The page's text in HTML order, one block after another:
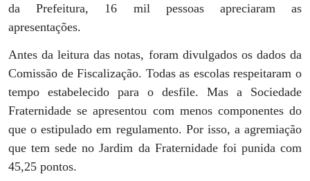
da Prefeitura, 16 mil pessoas apreciaram as
apresentações.
Antes da leitura das notas, foram divulgados os dados da
Comissão de Fiscalização. Todas as escolas respeitaram o
tempo estabelecido para o desfile. Mas a Sociedade
Fraternidade se apresentou com menos componentes do
que o estipulado em regulamento. Por isso, a agremiação
que tem sede no Jardim da Fraternidade foi punida com
45,25 pontos.